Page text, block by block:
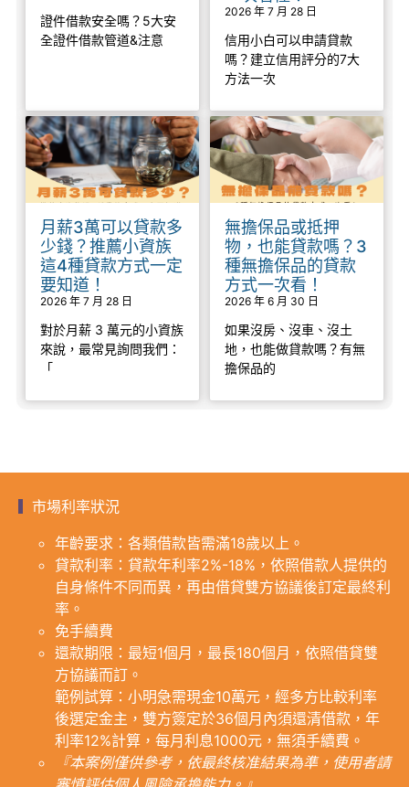
證件借款安全嗎？5大安
全證件借款管道&注意
2026 年 7 月 28 日
信用小白可以申請貸款
嗎？建立信用評分的7大
方法一次
月薪3萬可以貸款多
少錢？推薦小資族
這4種貸款方式一定
要知道！
2026 年 7 月 28 日
對於月薪 3 萬元的小資族
來說，最常見詢問我們：
「
無擔保品或抵押
物，也能貸款嗎？3
種無擔保品的貸款
方式一次看！
2026 年 6 月 30 日
如果沒房、沒車、沒土
地，也能做貸款嗎？有無
擔保品的
市場利率狀況
年齡要求：各類借款皆需滿18歲以上。
貸款利率：貸款年利率2%-18%，依照借款人提供的
自身條件不同而異，再由借貸雙方協議後訂定最終利
率。
免手續費
還款期限：最短1個月，最長180個月，依照借貸雙
方協議而訂。
範例試算：小明急需現金10萬元，經多方比較利率
後選定金主，雙方簽定於36個月內須還清借款，年
利率12%計算，每月利息1000元，無須手續費。
『本案例僅供參考，依最終核准結果為準，使用者請